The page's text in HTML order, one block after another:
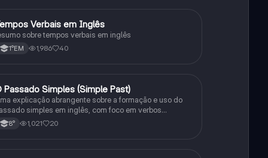
Inglês Verbais em Inglês
sobre tempos verbais em inglês
1°EM 1,986 40
Inglês
Passado Simples (Simple Past)
explicação abrangente sobre a formação e uso do
simples em inglês, com foco em verbos
regulares e irregulares, frases negativas e interrogativas.
8° 1,021 20